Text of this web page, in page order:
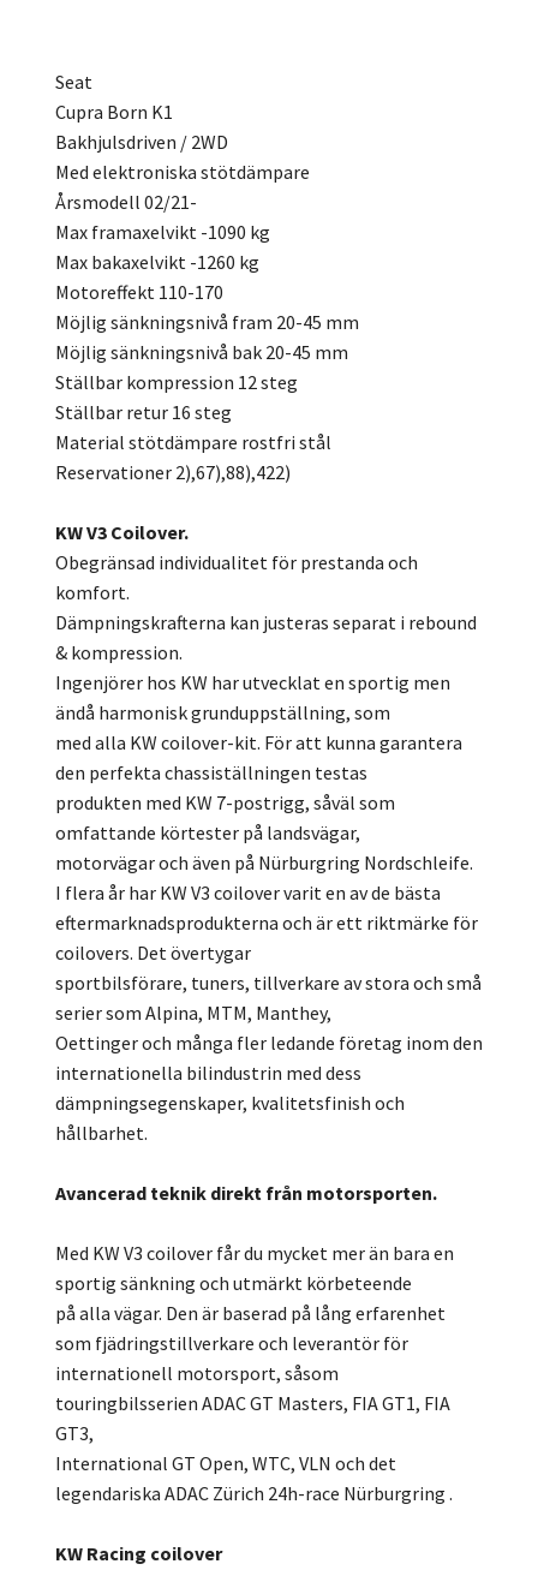
Seat
Cupra Born K1
Bakhjulsdriven / 2WD
Med elektroniska stötdämpare
Årsmodell 02/21-
Max framaxelvikt -1090 kg
Max bakaxelvikt -1260 kg
Motoreffekt 110-170
Möjlig sänkningsnivå fram 20-45 mm
Möjlig sänkningsnivå bak 20-45 mm
Ställbar kompression 12 steg
Ställbar retur 16 steg
Material stötdämpare rostfri stål
Reservationer 2),67),88),422)
KW V3 Coilover.
Obegränsad individualitet för prestanda och
komfort.
Dämpningskrafterna kan justeras separat i rebound
& kompression.
Ingenjörer hos KW har utvecklat en sportig men
ändå harmonisk grunduppställning, som
med alla KW coilover-kit. För att kunna garantera
den perfekta chassiställningen testas
produkten med KW 7-postrigg, såväl som
omfattande körtester på landsvägar,
motorvägar och även på Nürburgring Nordschleife.
I flera år har KW V3 coilover varit en av de bästa
eftermarknadsprodukterna och är ett riktmärke för
coilovers. Det övertygar
sportbilsförare, tuners, tillverkare av stora och små
serier som Alpina, MTM, Manthey,
Oettinger och många fler ledande företag inom den
internationella bilindustrin med dess
dämpningsegenskaper, kvalitetsfinish och
hållbarhet.
Avancerad teknik direkt från motorsporten.
Med KW V3 coilover får du mycket mer än bara en
sportig sänkning och utmärkt körbeteende
på alla vägar. Den är baserad på lång erfarenhet
som fjädringstillverkare och leverantör för
internationell motorsport, såsom
touringbilsserien ADAC GT Masters, FIA GT1, FIA
GT3,
International GT Open, WTC, VLN och det
legendariska ADAC Zürich 24h-race Nürburgring .
KW Racing coilover